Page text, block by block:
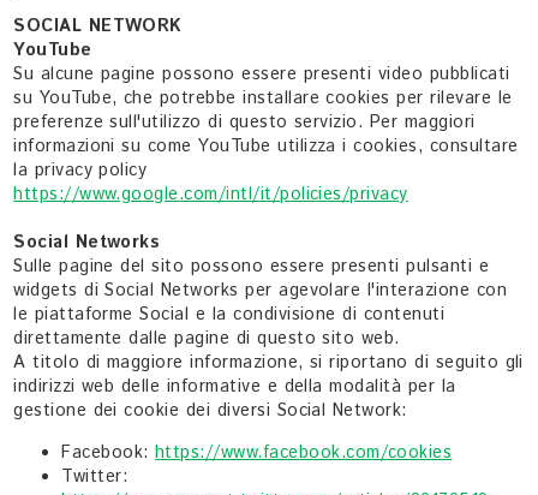
SOCIAL NETWORK
YouTube
Su alcune pagine possono essere presenti video pubblicati
su YouTube, che potrebbe installare cookies per rilevare le
preferenze sull'utilizzo di questo servizio. Per maggiori
informazioni su come YouTube utilizza i cookies, consultare
la privacy policy
https://www.google.com/intl/it/policies/privacy
Social Networks
Sulle pagine del sito possono essere presenti pulsanti e
widgets di Social Networks per agevolare l'interazione con
le piattaforme Social e la condivisione di contenuti
direttamente dalle pagine di questo sito web.
A titolo di maggiore informazione, si riportano di seguito gli
indirizzi web delle informative e della modalità per la
gestione dei cookie dei diversi Social Network:
Facebook:https://www.facebook.com/cookies
Twitter: